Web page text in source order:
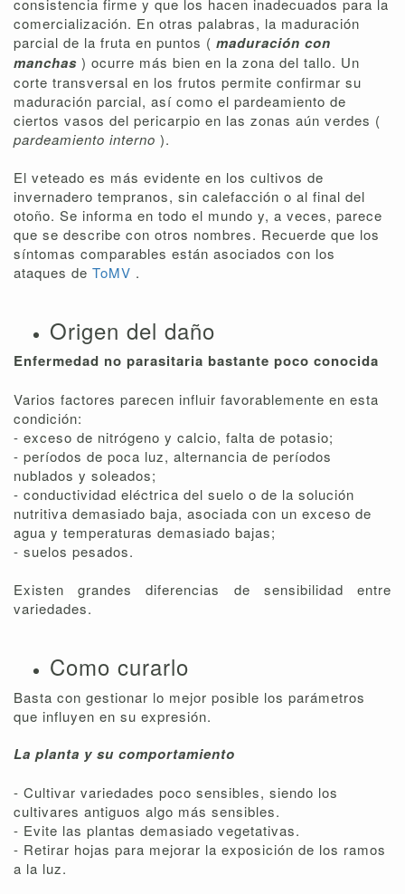
comercialización. En otras palabras, la maduración
parcial de la fruta en puntos ( maduración con
manchas ) ocurre más bien en la zona del tallo. Un
corte transversal en los frutos permite confirmar su
maduración parcial, así como el pardeamiento de
ciertos vasos del pericarpio en las zonas aún verdes (
pardeamiento interno ).
El veteado es más evidente en los cultivos de
invernadero tempranos, sin calefacción o al final del
otoño. Se informa en todo el mundo y, a veces, parece
que se describe con otros nombres. Recuerde que los
síntomas comparables están asociados con los
ataques de ToMV .
Origen del daño
Enfermedad no parasitaria bastante poco conocida
Varios factores parecen influir favorablemente en esta
condición:
- exceso de nitrógeno y calcio, falta de potasio;
- períodos de poca luz, alternancia de períodos
nublados y soleados;
- conductividad eléctrica del suelo o de la solución
nutritiva demasiado baja, asociada con un exceso de
agua y temperaturas demasiado bajas;
- suelos pesados.
Existen grandes diferencias de sensibilidad entre
variedades.
Como curarlo
Basta con gestionar lo mejor posible los parámetros
que influyen en su expresión.
La planta y su comportamiento
- Cultivar variedades poco sensibles, siendo los
cultivares antiguos algo más sensibles.
- Evite las plantas demasiado vegetativas.
- Retirar hojas para mejorar la exposición de los ramos
a la luz.